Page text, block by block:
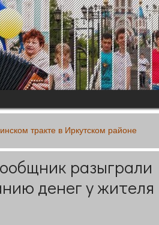
тракте в Иркутском районе
разыграли
денег у жителя